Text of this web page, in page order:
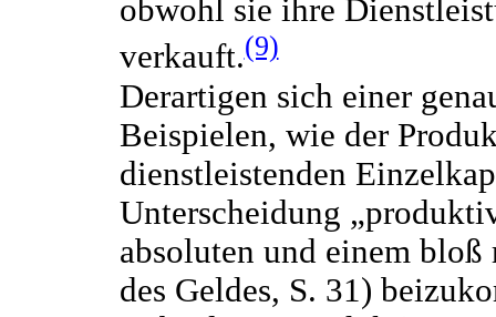
obwohl sie ihre
verkauft.(9)
Derartigen sich einer
Beispielen, wie der
dienstleistenden
Unterscheidung
absoluten und einem
des Geldes, S. 31)